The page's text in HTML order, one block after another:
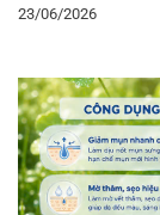
23/06/2026